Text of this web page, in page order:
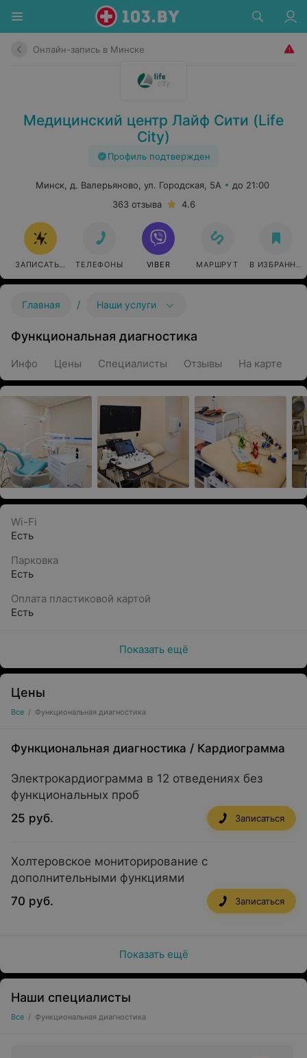
Онлайн-запись в Минске
Медицинский центр Лайф Сити (Life
City)
Профиль подтвержден
Минск, д. Валерьяново, ул. Городская, 5А
до 21:00
363 отзыва
4.6
ЗАПИСАТЬСЯ ОНЛАЙН
ТЕЛЕФОНЫ VIBER МАРШРУТ В ИЗБРАННОЕ
Главная / Наши услуги
Функциональная диагностика
Инфо Цены Специалисты Отзывы На карте
Wi-Fi
Есть
Парковка
Есть
Оплата пластиковой картой
Есть
Показать ещё
Цены
Все / Функциональная диагностика
Функциональная диагностика / Кардиограмма
Электрокардиограмма в 12 отведениях без
функциональных проб
25 руб.
Записаться
Холтеровское мониторирование с
дополнительными функциями
70 руб.
Записаться
Показать ещё
Наши специалисты
Все / Функциональная диагностика